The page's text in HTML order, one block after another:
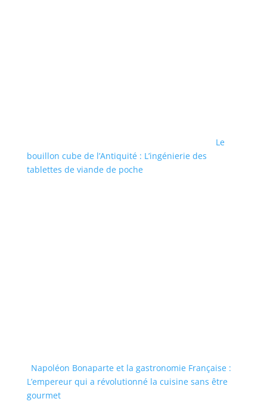
Le
bouillon cube de l’Antiquité : L’ingénierie des
tablettes de viande de poche
Napoléon Bonaparte et la gastronomie Française :
L’empereur qui a révolutionné la cuisine sans être
gourmet